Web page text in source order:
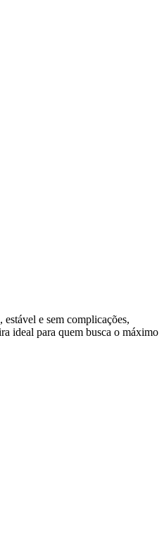
e sem complicações,
ideal para quem busca o máximo